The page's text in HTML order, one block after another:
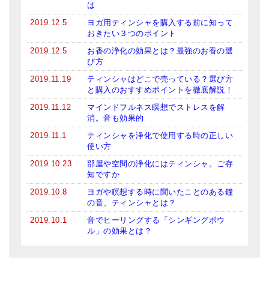
は
2019.12.5
ヨガ用ティンシャを購入する前に知って
おきたい３つのポイント
2019.12.5
お香の浄化の効果とは？最強のお香の選
び方
2019.11.19
ティンシャはどこで売っている？選び方
と購入のおすすめポイントを徹底解説！
2019.11.12
マインドフルネス瞑想でストレスを解
消。音も効果的
2019.11.1
ティンシャを浄化で使用する時の正しい
使い方
2019.10.23
部屋や空間の浄化にはティンシャ。ご存
知ですか
2019.10.8
ヨガや瞑想する時に聞いたことのある鐘
の音、ティンシャとは？
2019.10.1
音でヒーリングする「シンギングボウ
ル」の効果とは？